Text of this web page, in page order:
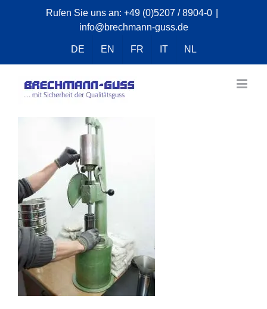
Rufen Sie uns an: +49 (0)5207 / 8904-0
info@brechmann-guss.de
DE EN FR IT NL